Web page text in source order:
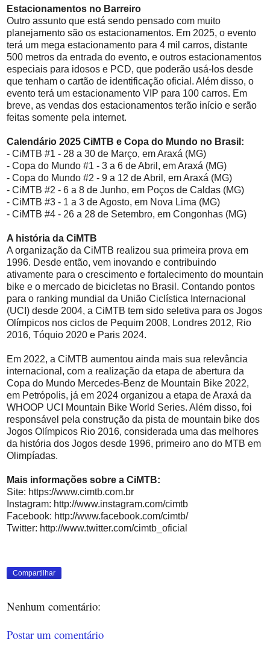
Estacionamentos no Barreiro
Outro assunto que está sendo pensado com muito
planejamento são os estacionamentos. Em 2025, o evento
terá um mega estacionamento para 4 mil carros, distante
500 metros da entrada do evento, e outros estacionamentos
especiais para idosos e PCD, que poderão usá-los desde
que tenham o cartão de identificação oficial. Além disso, o
evento terá um estacionamento VIP para 100 carros. Em
breve, as vendas dos estacionamentos terão início e serão
feitas somente pela internet.
Calendário 2025 CiMTB e Copa do Mundo no Brasil:
- CiMTB #1 - 28 a 30 de Março, em Araxá (MG)
- Copa do Mundo #1 - 3 a 6 de Abril, em Araxá (MG)
- Copa do Mundo #2 - 9 a 12 de Abril, em Araxá (MG)
- CiMTB #2 - 6 a 8 de Junho, em Poços de Caldas (MG)
- CiMTB #3 - 1 a 3 de Agosto, em Nova Lima (MG)
- CiMTB #4 - 26 a 28 de Setembro, em Congonhas (MG)
A história da CiMTB
A organização da CiMTB realizou sua primeira prova em
1996. Desde então, vem inovando e contribuindo
ativamente para o crescimento e fortalecimento do mountain
bike e o mercado de bicicletas no Brasil. Contando pontos
para o ranking mundial da União Ciclística Internacional
(UCI) desde 2004, a CiMTB tem sido seletiva para os Jogos
Olímpicos nos ciclos de Pequim 2008, Londres 2012, Rio
2016, Tóquio 2020 e Paris 2024.
Em 2022, a CiMTB aumentou ainda mais sua relevância
internacional, com a realização da etapa de abertura da
Copa do Mundo Mercedes-Benz de Mountain Bike 2022,
em Petrópolis, já em 2024 organizou a etapa de Araxá da
WHOOP UCI Mountain Bike World Series. Além disso, foi
responsável pela construção da pista de mountain bike dos
Jogos Olímpicos Rio 2016, considerada uma das melhores
da história dos Jogos desde 1996, primeiro ano do MTB em
Olimpíadas.
Mais informações sobre a CiMTB:
Site: https://www.cimtb.com.br
Instagram: http://www.instagram.com/cimtb
Facebook: http://www.facebook.com/cimtb/
Twitter: http://www.twitter.com/cimtb_oficial
Compartilhar
Nenhum comentário:
Postar um comentário